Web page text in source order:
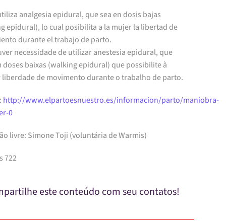
analgesia epidural, que sea en dosis bajas
epidural), lo cual posibilita a la mujer la libertad de
durante el trabajo de parto.
necessidade de utilizar anestesia epidural, que
doses baixas (walking epidural) que possibilite à
de movimento durante o trabalho de parto.
http://www.elpartoesnuestro.es/informacion/parto/maniobra-
0
livre: Simone Toji (voluntária de Warmis)
722
este conteúdo com seu contatos!